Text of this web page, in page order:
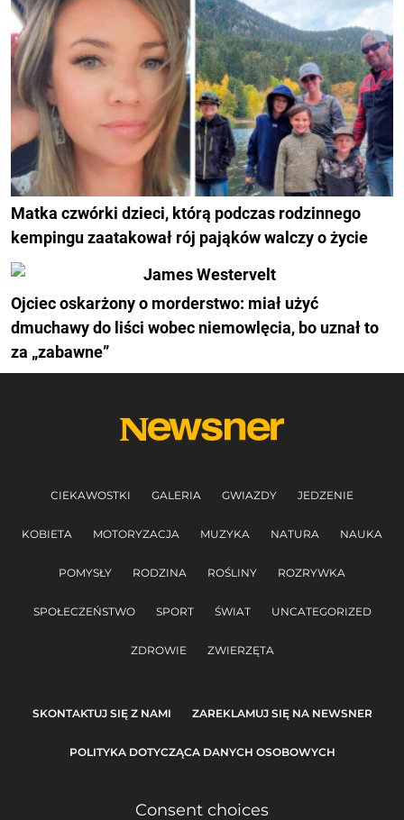
Matka czwórki dzieci, którą podczas rodzinnego
kempingu zaatakował rój pająków walczy o życie
Ojciec oskarżony o morderstwo: miał użyć
dmuchawy do liści wobec niemowlęcia, bo uznał to
za „zabawne”
CIEKAWOSTKI GALERIA GWIAZDY JEDZENIE
KOBIETA MOTORYZACJA MUZYKA NATURA NAUKA
POMYSŁY RODZINA ROŚLINY ROZRYWKA
SPOŁECZEŃSTWO SPORT ŚWIAT UNCATEGORIZED
ZDROWIE ZWIERZĘTA
SKONTAKTUJ SIĘ Z NAMI ZAREKLAMUJ SIĘ NA NEWSNER
POLITYKA DOTYCZĄCA DANYCH OSOBOWYCH
Consent choices